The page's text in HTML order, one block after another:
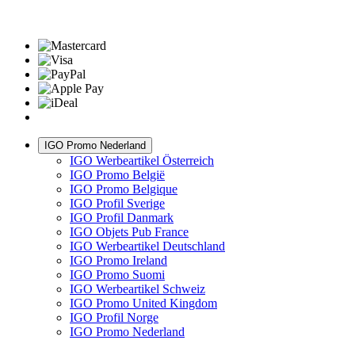
IGO Promo Nederland
IGO Werbeartikel Österreich
IGO Promo België
IGO Promo Belgique
IGO Profil Sverige
IGO Profil Danmark
IGO Objets Pub France
IGO Werbeartikel Deutschland
IGO Promo Ireland
IGO Promo Suomi
IGO Werbeartikel Schweiz
IGO Promo United Kingdom
IGO Profil Norge
IGO Promo Nederland